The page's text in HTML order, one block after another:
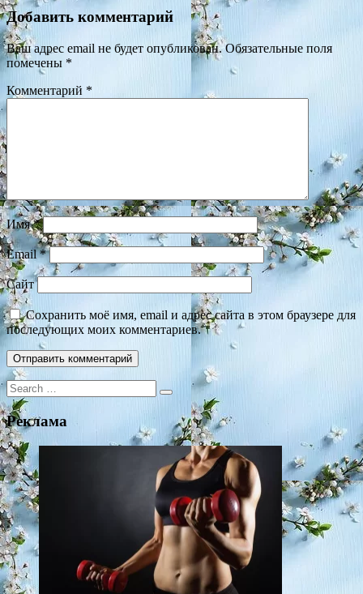
Добавить комментарий
Ваш адрес email не будет опубликован. Обязательные поля
помечены *
Комментарий *
Имя*
Email*
Сайт
Сохранить моё имя, email и адрес сайта в этом браузере для
последующих моих комментариев.
Search
for:
Реклама